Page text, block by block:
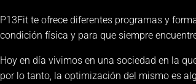
P13Fit te ofrece diferentes programas y
condición física y para que siempre
Hoy en día vivimos en una sociedad en la
por lo tanto, la optimización del mismo es